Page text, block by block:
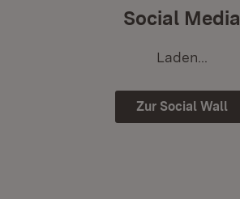
Social Media
Laden...
Zur Social Wall